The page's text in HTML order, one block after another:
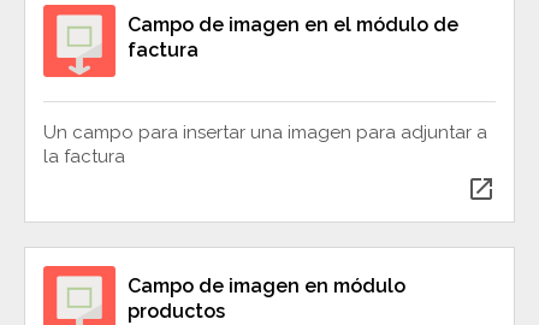
Campo de imagen en el módulo de
factura
Un campo para insertar una imagen para adjuntar a
la factura
open_in_new
Campo de imagen en módulo
productos